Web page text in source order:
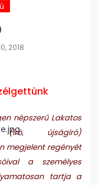
2018
népszerű Lakatos
(író, újságíró)
megjelent regényét
a személyes
tartja a